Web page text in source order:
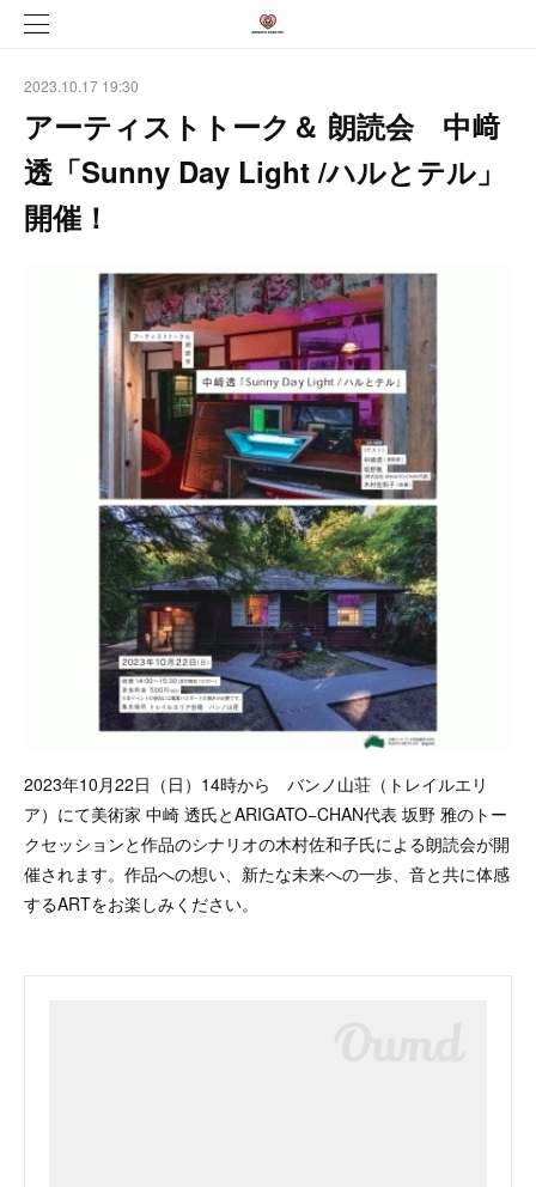
2023.10.17 19:30
アーティストトーク＆ 朗読会 中﨑
透「Sunny Day Light /ハルとテル」
開催！
2023年10月22日（日）14時から バンノ山荘（トレイルエリ
ア）にて美術家 中崎 透氏とARIGATO−CHAN代表 坂野 雅のトー
クセッションと作品のシナリオの木村佐和子氏による朗読会が開
催されます。作品への想い、新たな未来への一歩、音と共に体感
するARTをお楽しみください。